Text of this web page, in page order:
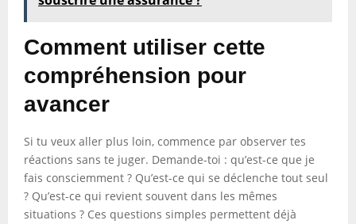
Comment utiliser cette
compréhension pour
avancer
Si tu veux aller plus loin, commence par observer tes
réactions sans te juger. Demande-toi : qu’est-ce que je
fais consciemment ? Qu’est-ce qui se déclenche tout seul
? Qu’est-ce qui revient souvent dans les mêmes
situations ? Ces questions simples permettent déjà